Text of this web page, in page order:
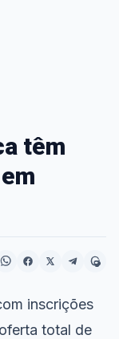
têm
inscrições
total de